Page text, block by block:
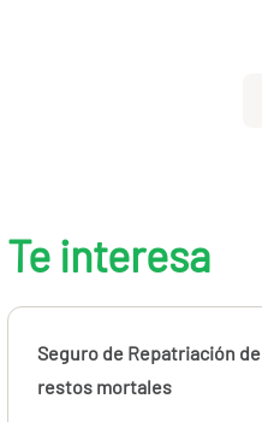
Te interesa
Seguro de Repatriación de
restos mortales